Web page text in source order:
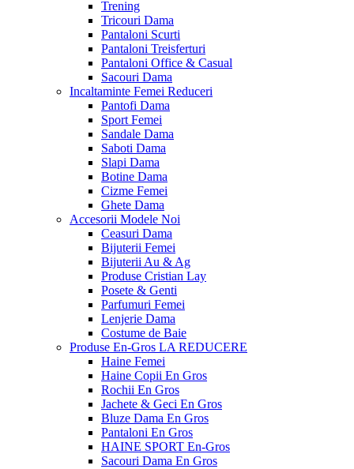
Trening
Tricouri Dama
Pantaloni Scurti
Pantaloni Treisferturi
Pantaloni Office & Casual
Sacouri Dama
Incaltaminte Femei Reduceri
Pantofi Dama
Sport Femei
Sandale Dama
Saboti Dama
Slapi Dama
Botine Dama
Cizme Femei
Ghete Dama
Accesorii Modele Noi
Ceasuri Dama
Bijuterii Femei
Bijuterii Au & Ag
Produse Cristian Lay
Posete & Genti
Parfumuri Femei
Lenjerie Dama
Costume de Baie
Produse En-Gros LA REDUCERE
Haine Femei
Haine Copii En Gros
Rochii En Gros
Jachete & Geci En Gros
Bluze Dama En Gros
Pantaloni En Gros
HAINE SPORT En-Gros
Sacouri Dama En Gros